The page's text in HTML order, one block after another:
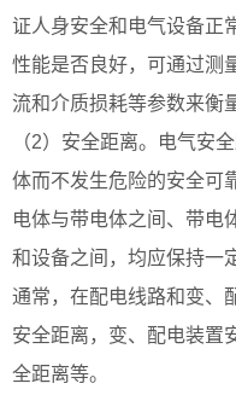
证人身安全和电气设备正
性能是否良好，可通过测
流和介质损耗等参数来衡
（2）安全距离。电气安
体而不发生危险的安全可
电体与带电体之间、带电
和设备之间，均应保持一
通常，在配电线路和变、
安全距离，变、配电装置
全距离等。